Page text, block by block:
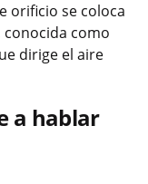
orificio se coloca
como
dirige el aire
a hablar